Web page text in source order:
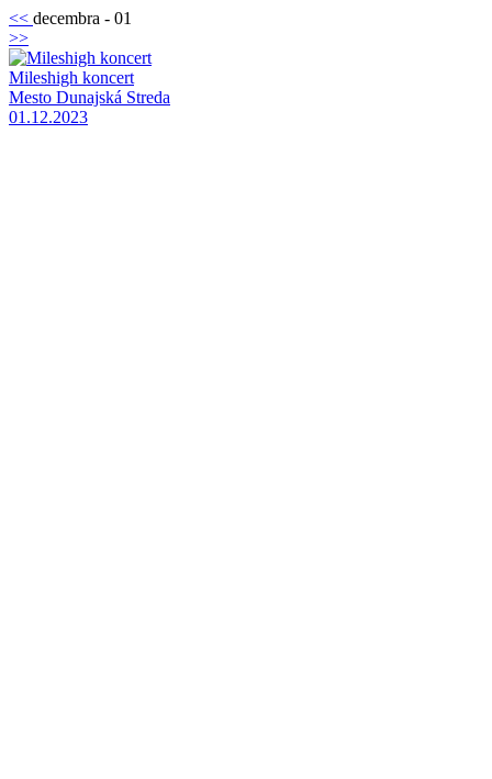
<< decembra - 01
>>
Mileshigh koncert
Mesto Dunajská Streda
01.12.2023